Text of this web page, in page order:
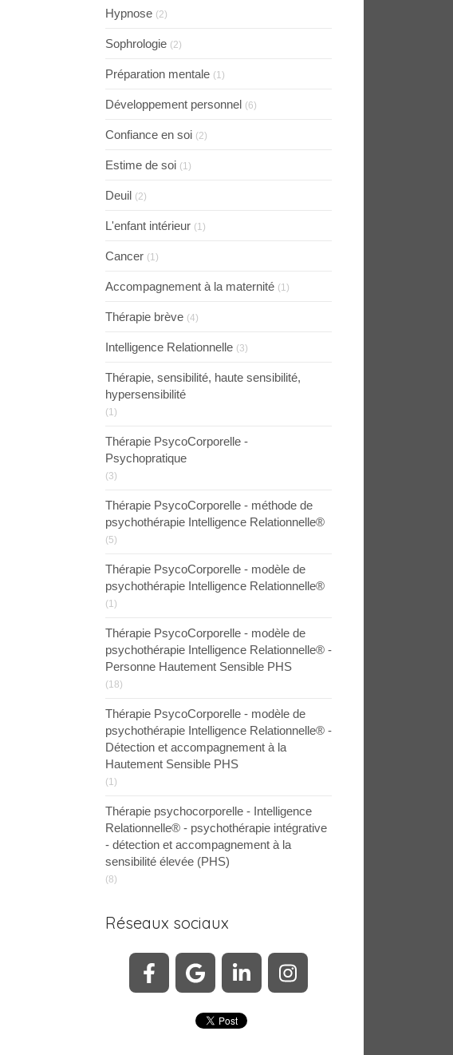
Hypnose (2)
Sophrologie (2)
Préparation mentale (1)
Développement personnel (6)
Confiance en soi (2)
Estime de soi (1)
Deuil (2)
L'enfant intérieur (1)
Cancer (1)
Accompagnement à la maternité (1)
Thérapie brève (4)
Intelligence Relationnelle (3)
Thérapie, sensibilité, haute sensibilité,
hypersensibilité
(1)
Thérapie PsycoCorporelle -
Psychopratique
(3)
Thérapie PsycoCorporelle - méthode de
psychothérapie Intelligence Relationnelle®
(5)
Thérapie PsycoCorporelle - modèle de
psychothérapie Intelligence Relationnelle®
(1)
Thérapie PsycoCorporelle - modèle de
psychothérapie Intelligence Relationnelle® -
Personne Hautement Sensible PHS
(18)
Thérapie PsycoCorporelle - modèle de
psychothérapie Intelligence Relationnelle® -
Détection et accompagnement à la
Hautement Sensible PHS
(1)
Thérapie psychocorporelle - Intelligence
Relationnelle® - psychothérapie intégrative
- détection et accompagnement à la
sensibilité élevée (PHS)
(8)
Réseaux sociaux